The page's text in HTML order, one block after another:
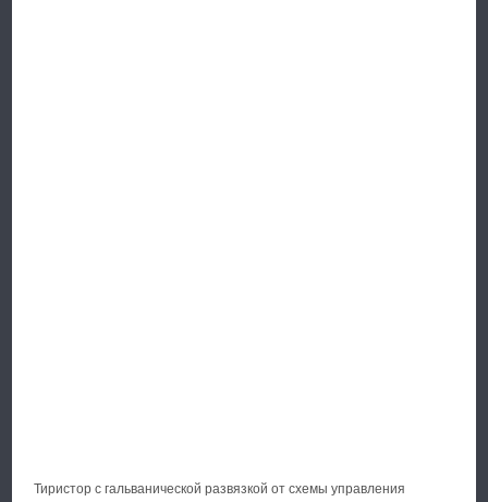
Тиристор с гальванической развязкой от схемы управления